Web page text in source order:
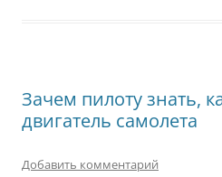
Зачем пилоту знать,
двигатель самолета
Добавить комментарий